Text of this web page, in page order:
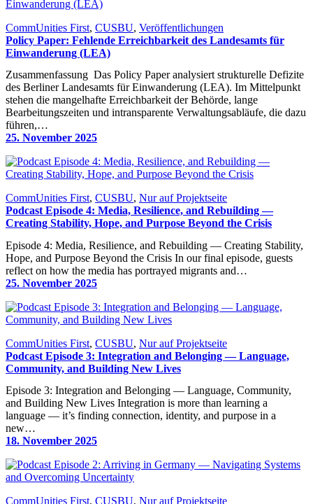
CommUnities First, CUSBU, Veröffentlichungen
Policy Paper: Fehlende Erreichbarkeit des Landesamts für
Einwanderung (LEA)
Zusammenfassung Das Policy Paper analysiert strukturelle Defizite
des Berliner Landesamts für Einwanderung (LEA). Im Mittelpunkt
stehen die mangelhafte Erreichbarkeit der Behörde, lange
Bearbeitungszeiten und intransparente Verwaltungsabläufe, die dazu
führen,…
25. November 2025
CommUnities First, CUSBU, Nur auf Projektseite
Podcast Episode 4: Media, Resilience, and Rebuilding —
Creating Stability, Hope, and Purpose Beyond the Crisis
Episode 4: Media, Resilience, and Rebuilding — Creating Stability,
Hope, and Purpose Beyond the Crisis In our final episode, guests
reflect on how the media has portrayed migrants and…
25. November 2025
CommUnities First, CUSBU, Nur auf Projektseite
Podcast Episode 3: Integration and Belonging — Language,
Community, and Building New Lives
Episode 3: Integration and Belonging — Language, Community,
and Building New Lives Integration is more than learning a
language — it’s finding connection, identity, and purpose in a
new…
18. November 2025
CommUnities First, CUSBU, Nur auf Projektseite